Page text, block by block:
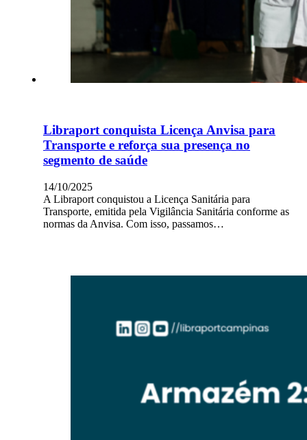
Libraport conquista Licença Anvisa para
Transporte e reforça sua presença no
segmento de saúde
14/10/2025
A Libraport conquistou a Licença Sanitária para
Transporte, emitida pela Vigilância Sanitária conforme as
normas da Anvisa. Com isso, passamos…